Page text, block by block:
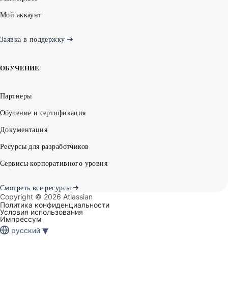
Мой аккаунт
Заявка в поддержку
ОБУЧЕНИЕ
Партнеры
Обучение и сертификация
Документация
Ресурсы для разработчиков
Сервисы корпоративного уровня
Смотреть все ресурсы
Copyright © 2026 Atlassian
Политика конфиденциальности
Условия использования
Импрессум
русский ▾